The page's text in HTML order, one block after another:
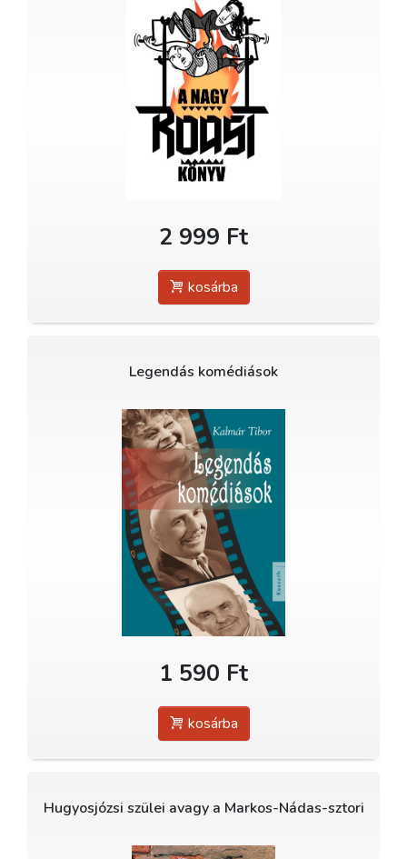
2 999 Ft
kosárba
Legendás komédiások
1 590 Ft
kosárba
Hugyosjózsi szülei avagy a Markos-Nádas-sztori